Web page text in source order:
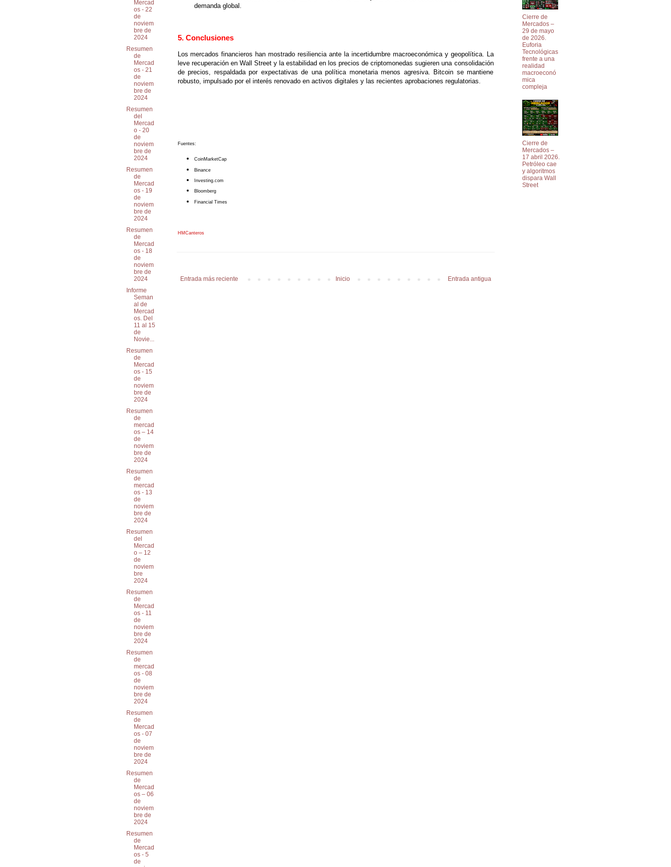
demanda global.
5. Conclusiones
Los mercados financieros han mostrado resiliencia ante la incertidumbre macroeconómica y geopolítica. La
leve recuperación en Wall Street y la estabilidad en los precios de criptomonedas sugieren una consolidación
de precios, respaldada por expectativas de una política monetaria menos agresiva. Bitcoin se mantiene
robusto, impulsado por el interés renovado en activos digitales y las recientes aprobaciones regulatorias.
Fuentes:
CoinMarketCap
Binance
Investing.com
Bloomberg
Financial Times
HMCanteros
Entrada más reciente Entrada antigua
Inicio
Mercad
os - 22
de
noviem
bre de
2024
Resumen
de
Mercad
os - 21
de
noviem
bre de
2024
Resumen
del
Mercad
o - 20
de
noviem
bre de
2024
Resumen
de
Mercad
os - 19
de
noviem
bre de
2024
Resumen
de
Mercad
os - 18
de
noviem
bre de
2024
Informe
Seman
al de
Mercad
os. Del
11 al 15
de
Novie...
Resumen
de
Mercad
os - 15
de
noviem
bre de
2024
Resumen
de
mercad
os – 14
de
noviem
bre de
2024
Resumen
de
mercad
os - 13
de
noviem
bre de
2024
Resumen
del
Mercad
o – 12
de
noviem
bre
2024
Resumen
de
Mercad
os - 11
de
noviem
bre de
2024
Resumen
de
mercad
os - 08
de
noviem
bre de
2024
Resumen
de
Mercad
os - 07
de
noviem
bre de
2024
Resumen
de
Mercad
os – 06
de
noviem
bre de
2024
Resumen
de
Mercad
os - 5
de
Cierre de
Mercados –
29 de mayo
de 2026.
Euforia
Tecnológicas
frente a una
realidad
macroeconó
mica
compleja
Cierre de
Mercados –
17 abril 2026.
Petróleo cae
y algoritmos
dispara Wall
Street